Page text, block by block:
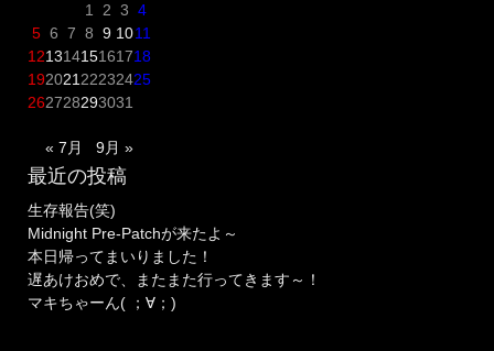
1
2 3 4
5 6 7 8 9 1011
12131415161718
192021 22232425
262728293031
« 7月 9月 »
最近の投稿
生存報告(笑)
Midnight Pre-Patchが来たよ～
本日帰ってまいりました！
遅あけおめで、またまた行ってきます～！
マキちゃーん( ；∀；)